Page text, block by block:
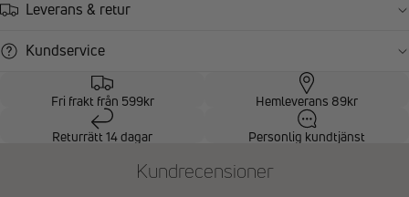
Leverans & retur
Kundservice
Fri frakt från 599kr Hemleverans 89kr
Returrätt 14 dagar Personlig kundtjänst
Kundrecensioner